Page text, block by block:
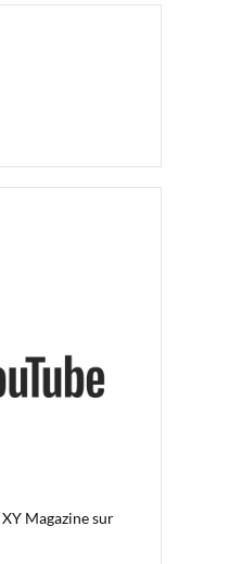
XY Magazine sur